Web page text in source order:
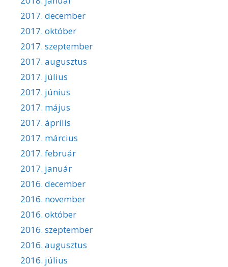
2017. december
2017. október
2017. szeptember
2017. augusztus
2017. július
2017. június
2017. május
2017. április
2017. március
2017. február
2017. január
2016. december
2016. november
2016. október
2016. szeptember
2016. augusztus
2016. július